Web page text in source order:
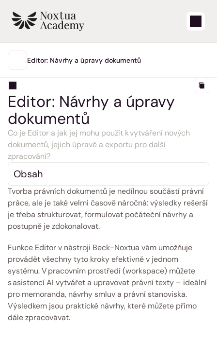
Start
HLAVNÍ
Články nápovědy
Blog
Aktualizace produktů
Podpora
Přihlásit se
Editor: Návrhy a úpravy dokumentů
Editor: Návrhy a úpravy
dokumentů
Co je Editor a jak jej mohu použít k vytváření nových
dokumentů, jejich úpravě a exportu pro další
zpracování?
Tvorba právních dokumentů je nedílnou součástí právní
práce, ale je také velmi časově náročná: výsledky rešerší
je třeba strukturovat, formulovat počáteční návrhy a
postupně je zdokonalovat.
Funkce Editor v nástroji Beck-Noxtua vám umožňuje
provádět všechny tyto kroky efektivně v jednom
systému. V pracovním prostředí (workspace) můžete
s asistencí AI vytvářet a upravovat právní texty – ideální
pro memoranda, návrhy smluv a právní stanoviska.
Výsledkem jsou praktické návrhy, které můžete přímo
dále zpracovávat.
Obsah